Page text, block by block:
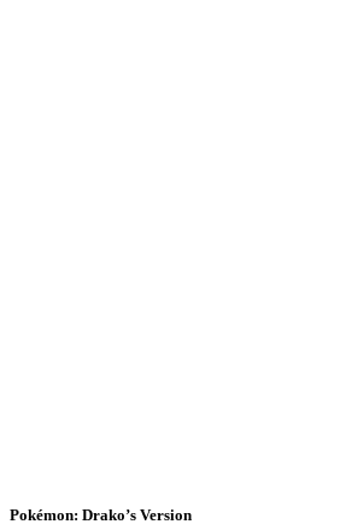
Pokémon: Drako’s Version